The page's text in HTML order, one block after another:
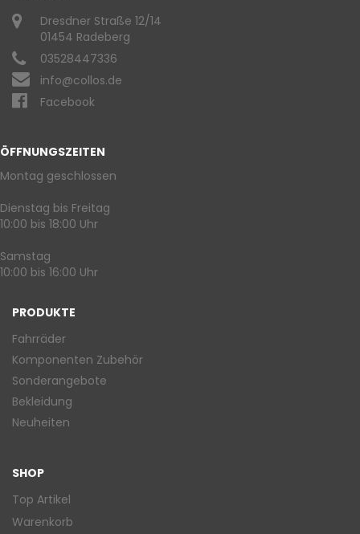
Dresdner Straße 12/14
01454 Radeberg
03528447336
info@collos.de
Facebook
ÖFFNUNGSZEITEN
Montag geschlossen
Dienstag bis Freitag
10:00 bis 18:00 Uhr
Samstag
10:00 bis 16:00 Uhr
PRODUKTE
Fahrräder
Komponenten Zubehör
Sonderangebote
Bekleidung
Neuheiten
SHOP
Top Artikel
Warenkorb